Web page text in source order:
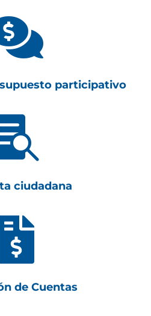
participativo
ciudadana

de Cuentas